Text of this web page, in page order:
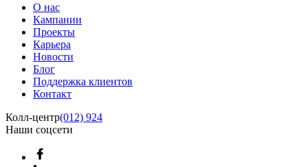
О нас
Кампании
Проекты
Карьера
Новости
Блог
Поддержка клиентов
Контакт
Колл-центр(012) 924
Наши соцсети